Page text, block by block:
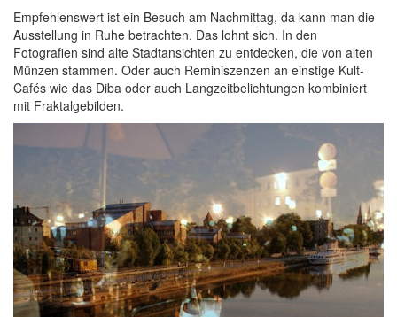
Empfehlenswert ist ein Besuch am Nachmittag, da kann man die
Ausstellung in Ruhe betrachten. Das lohnt sich. In den
Fotografien sind alte Stadtansichten zu entdecken, die von alten
Münzen stammen. Oder auch Reminiszenzen an einstige Kult-
Cafés wie das Diba oder auch Langzeitbelichtungen kombiniert
mit Fraktalgebilden.